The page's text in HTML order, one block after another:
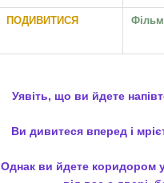
ПОДИВИТИСЯ
Уявіть, що ви йдете
Ви дивитеся вперед і
Однак ви йдете коридором